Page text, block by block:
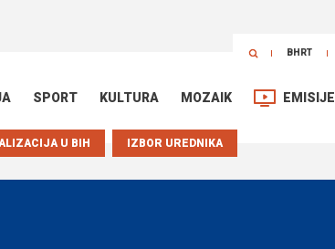
SPORT KULTURA MOZAIK EMISIJE
IZBOR UREDNIKA
U BIH
BHRT